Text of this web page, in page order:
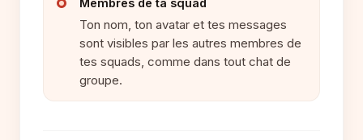
Membres de ta squad
Ton nom, ton avatar et tes messages
sont visibles par les autres membres de
tes squads, comme dans tout chat de
groupe.